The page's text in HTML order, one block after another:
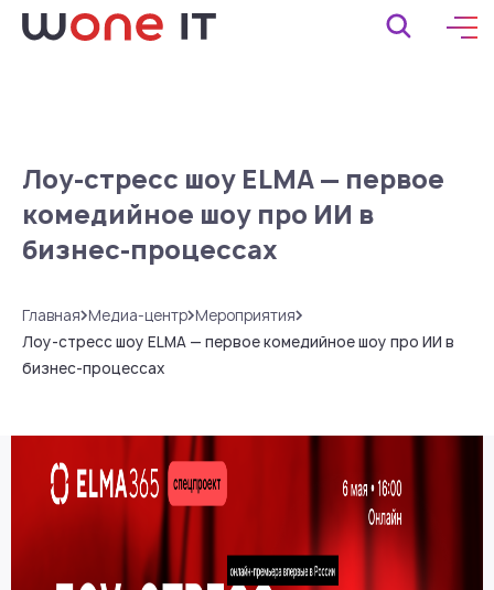
Лоу-стресс шоу ELMA — первое
комедийное шоу про ИИ в
бизнес-процессах
Главная Медиа-центр Мероприятия
Лоу-стресс шоу ELMA — первое комедийное шоу про ИИ в
бизнес-процессах